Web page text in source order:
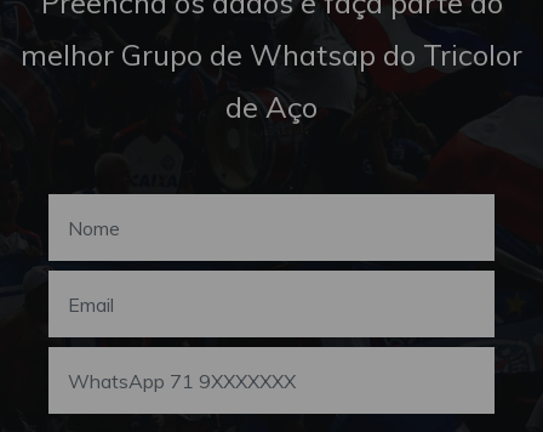
melhor Grupo de Whatsap do Tricolor
de Aço